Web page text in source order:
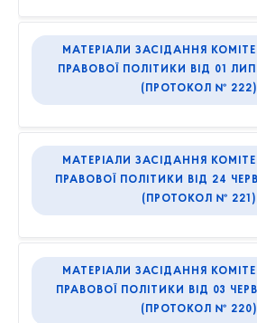
МАТЕРІАЛИ ЗАСІДАННЯ
ПРАВОВОЇ ПОЛІТИКИ ВІД 01
(ПРОТОКОЛ № 222)
МАТЕРІАЛИ ЗАСІДАННЯ
ПРАВОВОЇ ПОЛІТИКИ ВІД 24
(ПРОТОКОЛ № 221)
МАТЕРІАЛИ ЗАСІДАННЯ
ПРАВОВОЇ ПОЛІТИКИ ВІД 03
(ПРОТОКОЛ № 220)